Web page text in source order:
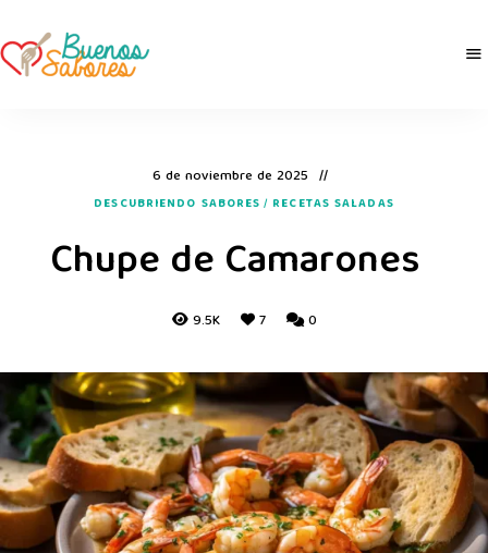
6 de noviembre de 2025
DESCUBRIENDO SABORES / RECETAS SALADAS
Chupe de Camarones
9.5K 7 0